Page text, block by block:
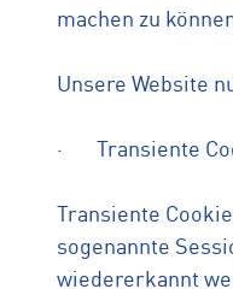
machen zu
Unsere Website
· Transiente
Transiente
sogenannte
wiedererkannt